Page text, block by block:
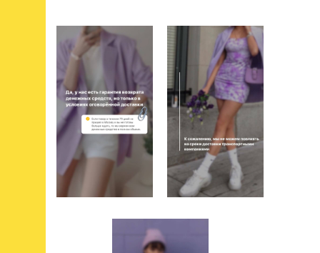
Присоединяйтесь к нашему
телеграм-каналу и будьте
в курсе!
TELEGRAM